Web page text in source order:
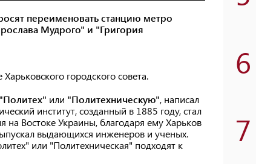
переименовать станцию метро
Мудрого" и "Григория
городского совета.
"Политех" или "Политехническую", написал
институт, созданный в 1885 году, стал
Востоке Украины, благодаря ему Харьков
выдающихся инженеров и ученых.
или "Политехническая" подходят к
6
7